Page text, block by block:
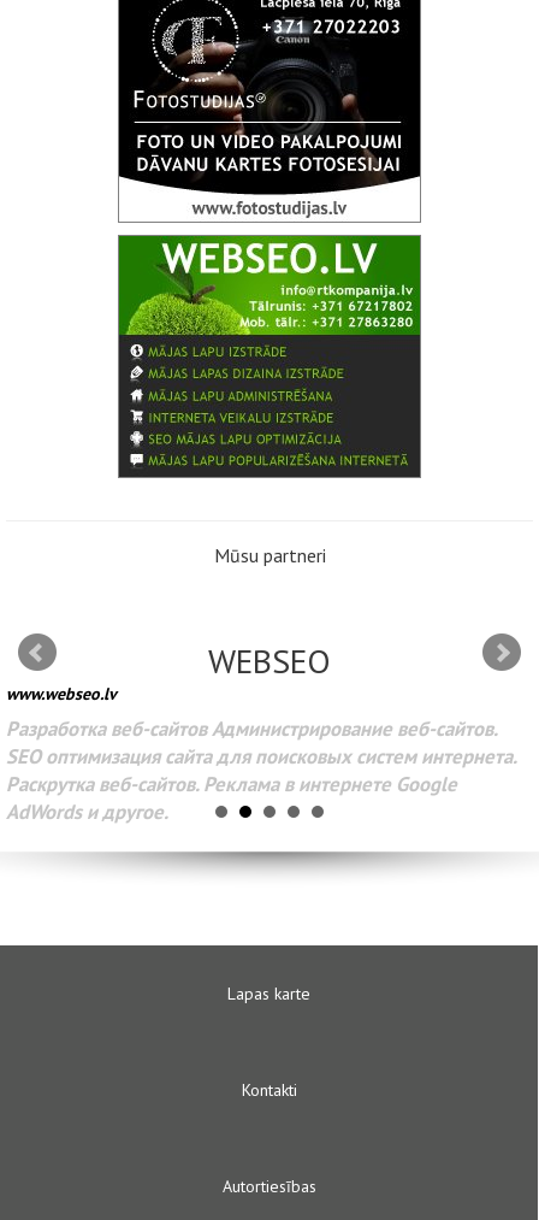
Mūsu partneri
WEBSEO
www.webseo.lv
Разработка веб-сайтов Администрирование веб-сайтов.
SEO оптимизация сайта для поисковых систем интернета.
Раскрутка веб-сайтов. Реклама в интернете Google
AdWords и другое.
Lapas karte
Kontakti
Autortiesības